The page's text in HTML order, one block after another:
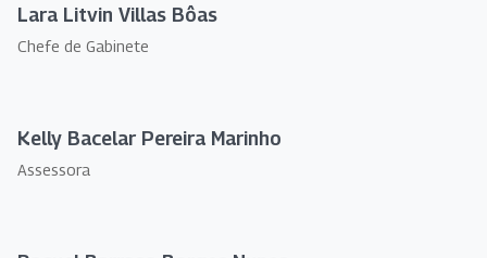
Lara Litvin Villas Bôas
Chefe de Gabinete
Kelly Bacelar Pereira Marinho
Assessora